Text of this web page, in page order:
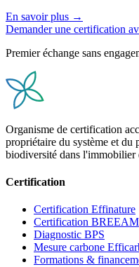
En savoir plus →
Demander une certification
Premier échange sans
Organisme de certification
propriétaire du système et du
biodiversité dans l'immobilier
Certification
Certification Effinature
Certification BREEAM
Diagnostic BPS
Mesure carbone
Formations &